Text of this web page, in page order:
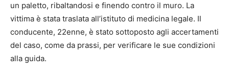
un paletto, ribaltandosi e finendo contro il muro. La
vittima è stata traslata all’istituto di medicina legale. Il
conducente, 22enne, è stato sottoposto agli accertamenti
del caso, come da prassi, per verificare le sue condizioni
alla guida.